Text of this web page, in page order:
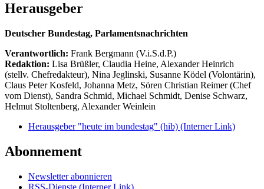
Herausgeber
Deutscher Bundestag, Parlamentsnachrichten
Verantwortlich: Frank Bergmann (V.i.S.d.P.)
Redaktion: Lisa Brüßler, Claudia Heine, Alexander Heinrich
(stellv. Chefredakteur), Nina Jeglinski, Susanne Ködel (Volontärin),
Claus Peter Kosfeld, Johanna Metz, Sören Christian Reimer (Chef
vom Dienst), Sandra Schmid, Michael Schmidt, Denise Schwarz,
Helmut Stoltenberg, Alexander Weinlein
Herausgeber "heute im bundestag" (hib) (Interner Link)
Abonnement
Newsletter abonnieren
RSS-Dienste (Interner Link)